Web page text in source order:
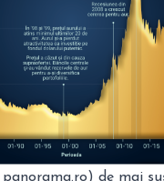
panorama.ro) de mai